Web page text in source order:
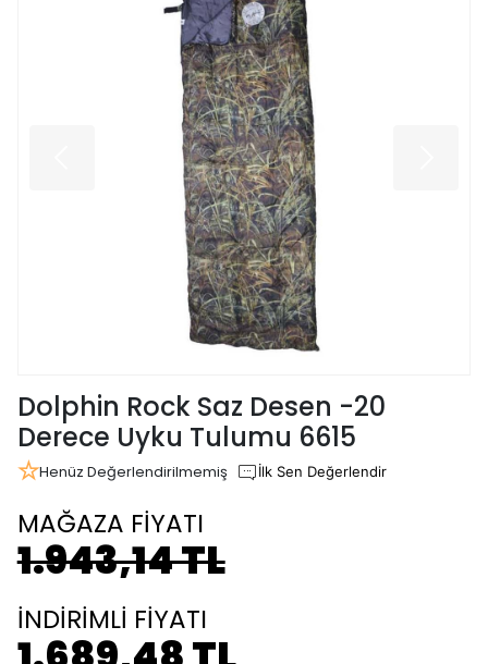
Dolphin Rock Saz Desen -20
Derece Uyku Tulumu 6615
Henüz Değerlendirilmemiş İlk Sen Değerlendir
MAĞAZA FİYATI
1.943,14 TL
İNDİRİMLİ FİYATI